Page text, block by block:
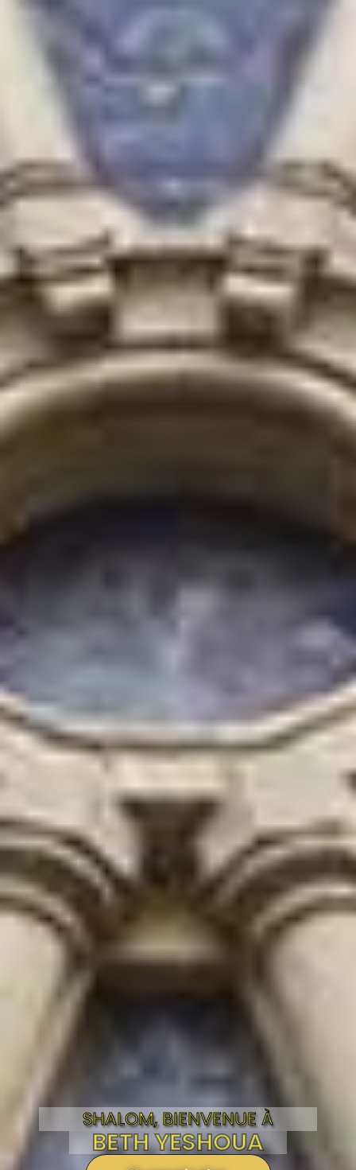
SHALOM, BIENVENUE À
BETH YESHOUA